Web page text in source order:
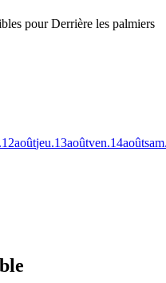
pour Derrière les palmiers
12aoûtjeu.13aoûtven.14août